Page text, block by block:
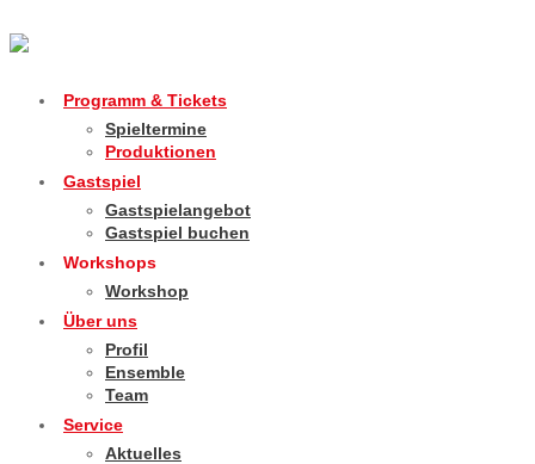
Programm & Tickets
Spieltermine
Produktionen
Gastspiel
Gastspielangebot
Gastspiel buchen
Workshops
Workshop
Über uns
Profil
Ensemble
Team
Service
Aktuelles